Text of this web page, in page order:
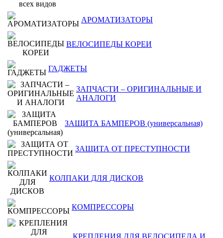
АРОМАТИЗАТОРЫ
ВЕЛОСИПЕДЫ КОРЕИ
ГАДЖЕТЫ
ЗАПЧАСТИ – ОРИГИНАЛЬНЫЕ И
АНАЛОГИ
ЗАЩИТА БАМПЕРОВ (универсальная)
ЗАЩИТА ОТ ПРЕСТУПНОСТИ
КОЛПАКИ ДЛЯ ДИСКОВ
КОМПРЕССОРЫ
КРЕПЛЕНИЯ ДЛЯ ВЕЛОСИПЕДА И